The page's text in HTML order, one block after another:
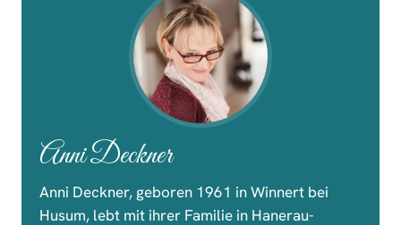
Anni Deckner
Anni Deckner, geboren 1961 in Winnert bei
Husum, lebt mit ihrer Familie in Hanerau-